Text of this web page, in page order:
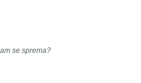
se sprema?